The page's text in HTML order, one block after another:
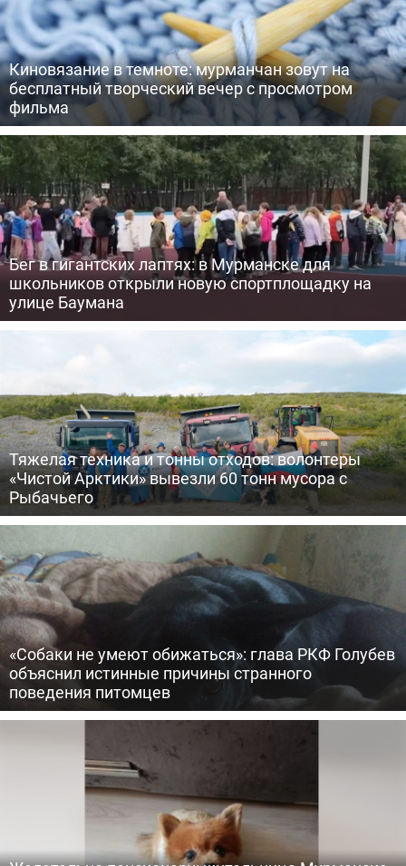
Киновязание в темноте: мурманчан зовут на
бесплатный творческий вечер с просмотром
фильма
Бег в гигантских лаптях: в Мурманске для
школьников открыли новую спортплощадку на
улице Баумана
Тяжелая техника и тонны отходов: волонтеры
«Чистой Арктики» вывезли 60 тонн мусора с
Рыбачьего
«Собаки не умеют обижаться»: глава РКФ Голубев
объяснил истинные причины странного
поведения питомцев